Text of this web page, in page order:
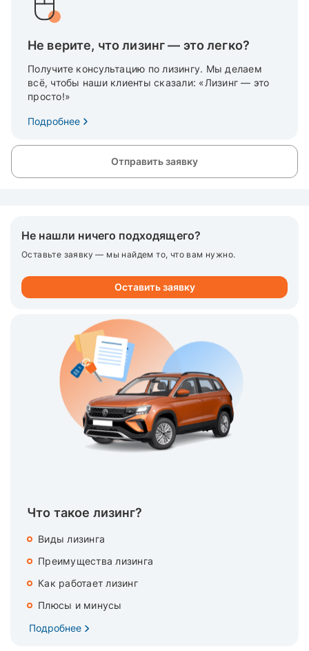
Не верите, что лизинг — это легко?
Получите консультацию по лизингу. Мы делаем
всё, чтобы наши клиенты сказали: «Лизинг — это
просто!»
Подробнее
Отправить заявку
Не нашли ничего подходящего?
Оставьте заявку — мы найдем то, что вам нужно.
Оставить заявку
Что такое лизинг?
Виды лизинга
Преимущества лизинга
Как работает лизинг
Плюсы и минусы
Подробнее